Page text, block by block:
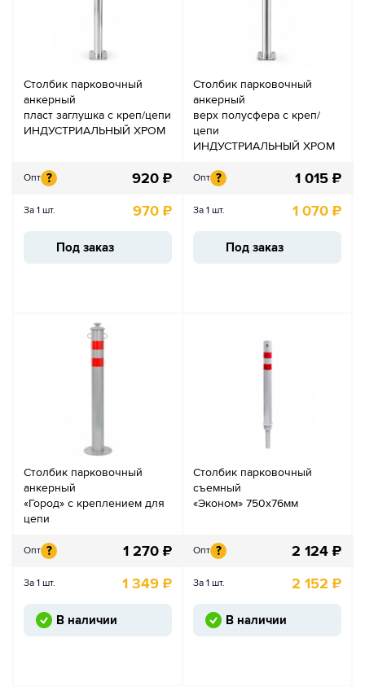
Столбик парковочный
анкерный
пласт заглушка с креп/цепи
ИНДУСТРИАЛЬНЫЙ ХРОМ
Опт ? 920 ₽
За 1 шт. 970 ₽
Под заказ
Столбик парковочный
анкерный
верх полусфера с креп/
цепи
ИНДУСТРИАЛЬНЫЙ ХРОМ
Опт ? 1 015 ₽
За 1 шт. 1 070 ₽
Под заказ
Столбик парковочный
анкерный
«Город» с креплением для
цепи
Опт ? 1 270 ₽
За 1 шт. 1 349 ₽
В наличии
Столбик парковочный
съемный
«Эконом» 750х76мм
Опт ? 2 124 ₽
За 1 шт. 2 152 ₽
В наличии